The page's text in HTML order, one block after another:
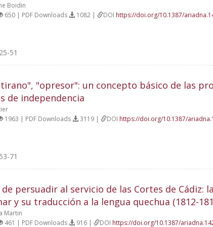
Boidin
650 | PDF Downloads
1082 | DOI https://doi.org/10.1387/
51
"opresor": un concepto básico de las
de independencia
1963 | PDF Downloads
3119 | DOI https://doi.org/10.1387/
71
persuadir al servicio de las Cortes de Cádiz:
y su traducción a la lengua quechua (1812-
Martin
461 | PDF Downloads
916 | DOI https://doi.org/10.1387/